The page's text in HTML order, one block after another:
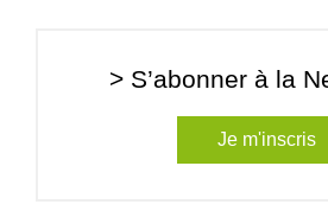
> S’abonner à la
Je m'inscris